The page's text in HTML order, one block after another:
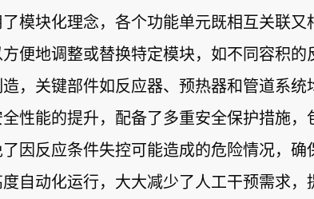
模块化理念，各个功能单元既相互关联
便地调整或替换特定模块，如不同容积
，关键部件如反应器、预热器和管道系
性能的提升，配备了多重安全保护措施
因反应条件失控可能造成的危险情况，
自动化运行，大大减少了人工干预需求